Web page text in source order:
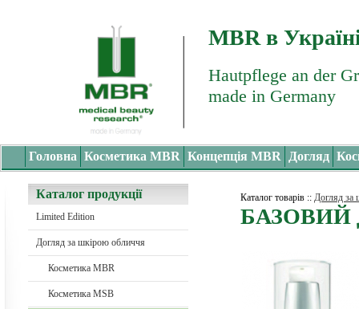
MBR в
Hautpflege an der
made in Germany
Головна Косметика MBR Концепція MBR Догляд
Каталог продукції
Limited Edition
Догляд за шкірою обличчя
Косметика MBR
Косметика MSB
Каталог товарів :: Догляд за
БАЗОВИЙ